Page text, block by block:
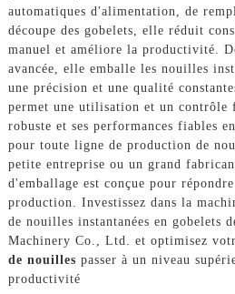
automatiques d'alimentation, de
découpe des gobelets, elle réduit
manuel et améliore la productivité.
avancée, elle emballe les nouilles
une précision et une qualité
permet une utilisation et un contrôle
robuste et ses performances fiables
pour toute ligne de production de
petite entreprise ou un grand
d'emballage est conçue pour
production. Investissez dans la
de nouilles instantanées en gobelets
Machinery Co., Ltd. et optimisez
de nouilles passer à un niveau
productivité